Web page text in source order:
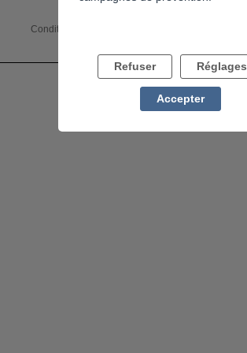
Conditions générales
Refuser Réglages
Accepter